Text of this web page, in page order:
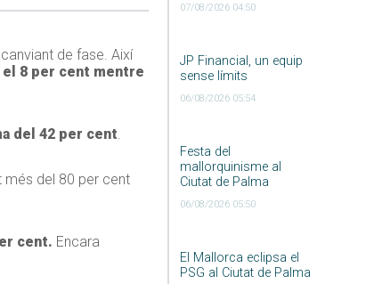
07/08/2026 04:50
JP Financial, un equip
sense límits
06/08/2026 05:54
Festa del
mallorquinisme al
Ciutat de Palma
06/08/2026 05:50
El Mallorca eclipsa el
PSG al Ciutat de Palma
de fase. Així
8 per cent mentre
del 42 per cent.
més del 80 per cent
cent. Encara